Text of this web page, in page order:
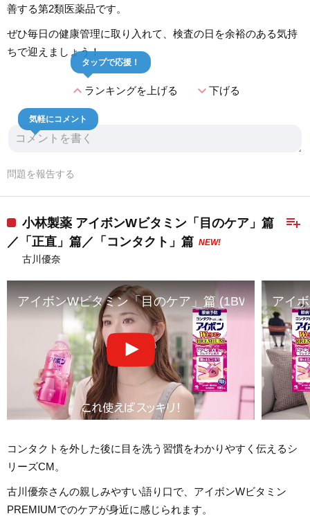
善する第2類医薬品です。
ぜひ毎日の健康管理に取り入れて、検査の日を余裕のある気持
ちで迎えましょう！
expand_lessランキングを上げる
タップで応援！
expand_more下げる
気軽にコメント
問題を報告する
playlist_add
小林製薬 アイボンWビタミン「目のケア」篇
／「正直」篇／「コンタクト」篇 NEW!
古川優奈
アイボンWビタミン「目のケア」篇 (1BW-0097)
アイ
コンタクトを外した後に目を洗う習慣をわかりやすく伝えるシ
リーズCM。
古川優奈さんの親しみやすい語り口で、アイボンWビタミン
PREMIUMでのケアが身近に感じられます。